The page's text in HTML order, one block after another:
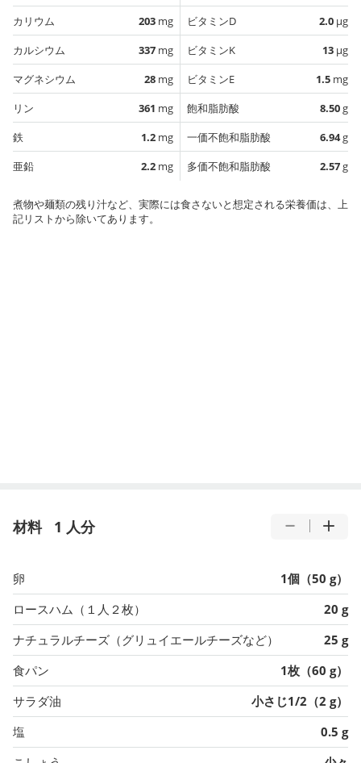
カリウム
203 mg
カルシウム
337 mg
マグネシウム
28 mg
リン
361 mg
鉄
1.2 mg
亜鉛
2.2 mg
ビタミンD
2.0 µg
ビタミンK
13 µg
ビタミンE
1.5 mg
飽和脂肪酸
8.50g
一価不飽和脂肪酸
6.94g
多価不飽和脂肪酸
2.57g
煮物や麺類の残り汁など、実際には食さないと想定される栄養価は、上
記リストから除いてあります。
材料 1 人分
卵
1個（50 g）
ロースハム（１人２枚）
20 g
ナチュラルチーズ（グリュイエールチーズなど）
25 g
食パン
1枚（60 g）
サラダ油
小さじ1/2（2 g）
塩
0.5 g